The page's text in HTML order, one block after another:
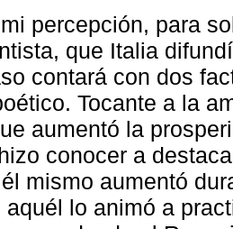
percepción, para
que Italia
contará con dos
Tocante a la
aumentó la
conocer a
mismo aumentó
aquél lo animó a